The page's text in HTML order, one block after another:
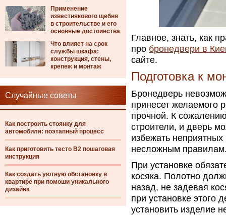
Применение
известнякового щебня
в строительстве и его
основные достоинства
Что влияет на срок
службы шкафа:
конструкция, стены,
крепеж и монтаж
Случайные советы
Как построить стоянку для
автомобиля: поэтапный процесс
Как приготовить тесто В2 пошаговая
инструкция
Как создать уютную обстановку в
квартире при помоши уникального
дизайна
Главное, знать, как
про бронедвери в
сайте.
Подготовка к
Бронедверь
принесет желаемого
прочной. К
строители, и дверь
избежать
несложным
При установке
косяка. Полотно
назад, не задевая
при установке этого
установить изделие